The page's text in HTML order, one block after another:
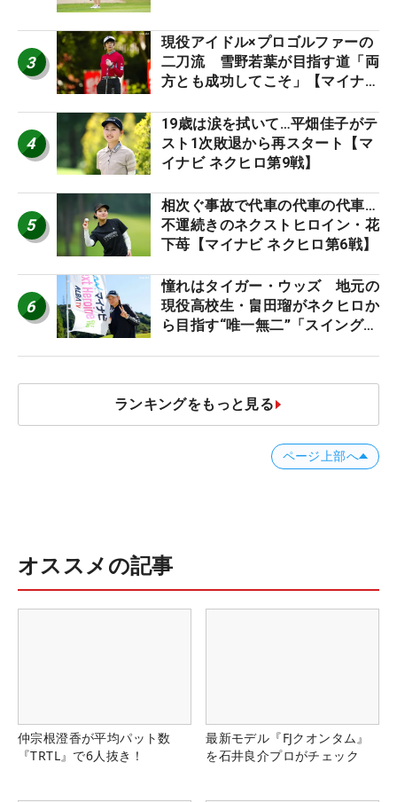
3
現役アイドル×プロゴルファーの
二刀流 雪野若葉が目指す道「両
方とも成功してこそ」【マイナビ
4
19歳は涙を拭いて…平畑佳子がテ
スト1次敗退から再スタート【マ
イナビ ネクヒロ第9戦】
5
相次ぐ事故で代車の代車の代車…
不運続きのネクストヒロイン・花
下苺【マイナビ ネクヒロ第6戦】
6
憧れはタイガー・ウッズ 地元の
現役高校生・畠田瑠がネクヒロか
ら目指す“唯一無二”「スイングは
ランキングをもっと見る
ページ上部へ
オススメの記事
仲宗根澄香が平均パット数
『TRTL』で6人抜き！
最新モデル『FJクオンタム』
を石井良介プロがチェック